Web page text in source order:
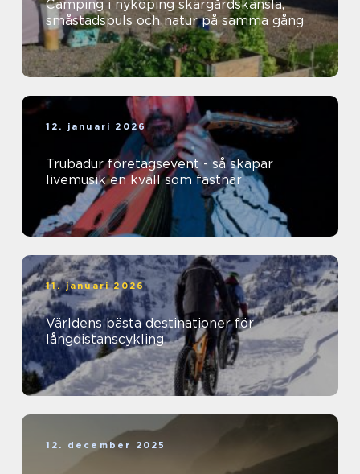
Camping i nyköping skärgårdskänsla,
småstadspuls och natur på samma gång
12. januari 2026
Trubadur företagsevent - så skapar
livemusik en kväll som fastnar
11. januari 2026
Världens bästa destinationer för
långdistanscykling
12. december 2025